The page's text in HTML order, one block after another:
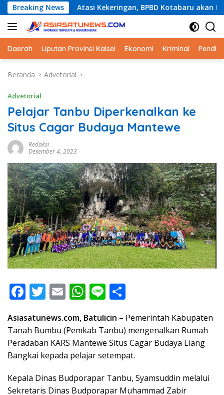
Langsung
ke
konten
Breaking News
Atasi Kekeringan, BPBD Kotabaru akan Distribusikan Air
Daerah Liputan Provinsi Kalsel Ekonomi Kriminal
Beranda Advetorial
Advetorial
Pelajar Tanbu Diperkenalkan ke
Situs Cagar Budaya Mantewe
Redaksi
Desember 4, 2023
F
e
b
o
o
k
T
itt
er
E
ai
l
W
at
s
A
p
p
Li
e ar
e
Asiasatunews.com, Batulicin – Pemerintah Kabupaten
Tanah Bumbu (Pemkab Tanbu) mengenalkan Rumah
Peradaban KARS Mantewe Situs Cagar Budaya Liang
Bangkai kepada pelajar setempat.
Kepala Dinas Budporapar Tanbu, Syamsuddin melalui
Sekretaris Dinas Budporapar Muhammad Zabir